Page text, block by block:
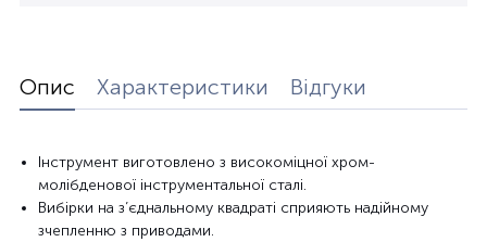
Опис Характеристики Відгуки
Інструмент виготовлено з високоміцної хром-
молібденової інструментальної сталі.
Вибірки на з’єднальному квадраті сприяють надійному
зчепленню з приводами.